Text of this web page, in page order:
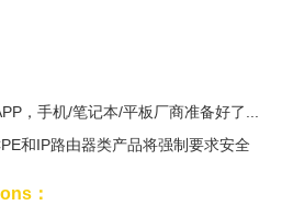
，手机/笔记本/平板厂商准备好了...
和IP路由器类产品将强制要求安全
：